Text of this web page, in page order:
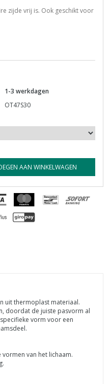
zijde vrij is. Ook geschikt voor
1-3 werkdagen
OT47S30
AAN WINKELWAGEN
uit thermoplast materiaal.
doordat de juiste pasvorm al
vorm voor een
van het lichaam.